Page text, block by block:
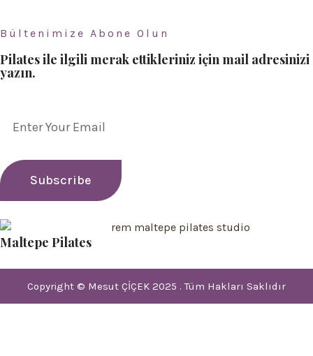
Bültenimize Abone Olun
Pilates ile ilgili merak ettikleriniz için mail adresinizi
yazın.
Maltepe Pilates
Copyright © Mesut ÇİÇEK 2025 . Tüm Hakları Saklıdır